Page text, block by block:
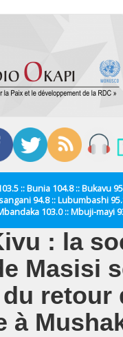
:: Bunia 104.8 :: Bukavu
94.8 :: Lubumbashi
103.0 :: Mbuji-mayi
: la
Masisi
retour
à